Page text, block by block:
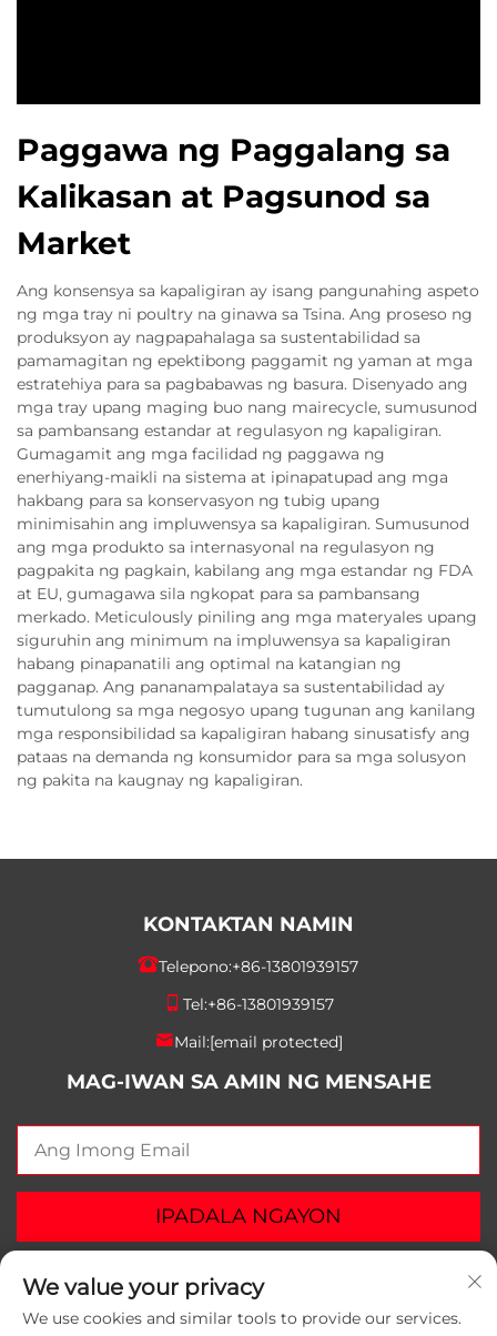
Paggawa ng Paggalang sa
Kalikasan at Pagsunod sa
Market
Ang konsensya sa kapaligiran ay isang pangunahing aspeto
ng mga tray ni poultry na ginawa sa Tsina. Ang proseso ng
produksyon ay nagpapahalaga sa sustentabilidad sa
pamamagitan ng epektibong paggamit ng yaman at mga
estratehiya para sa pagbabawas ng basura. Disenyado ang
mga tray upang maging buo nang mairecycle, sumusunod
sa pambansang estandar at regulasyon ng kapaligiran.
Gumagamit ang mga facilidad ng paggawa ng
enerhiyang-maikli na sistema at ipinapatupad ang mga
hakbang para sa konservasyon ng tubig upang
minimisahin ang impluwensya sa kapaligiran. Sumusunod
ang mga produkto sa internasyonal na regulasyon ng
pagpakita ng pagkain, kabilang ang mga estandar ng FDA
at EU, gumagawa sila ngkopat para sa pambansang
merkado. Meticulously piniling ang mga materyales upang
siguruhin ang minimum na impluwensya sa kapaligiran
habang pinapanatili ang optimal na katangian ng
pagganap. Ang pananampalataya sa sustentabilidad ay
tumutulong sa mga negosyo upang tugunan ang kanilang
mga responsibilidad sa kapaligiran habang sinusatisfy ang
pataas na demanda ng konsumidor para sa mga solusyon
ng pakita na kaugnay ng kapaligiran.
KONTAKTAN NAMIN
Telepono:+86-13801939157
Tel:+86-13801939157
Mail:[email protected]
MAG-IWAN SA AMIN NG MENSAHE
IPADALA NGAYON
We value your privacy
We use cookies and similar tools to provide our services.